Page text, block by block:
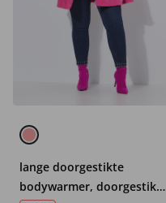
lange doorgestikte
bodywarmer, doorgestikte